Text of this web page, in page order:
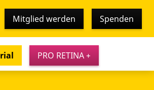
Mitglied werden Spenden
PRO RETINA +